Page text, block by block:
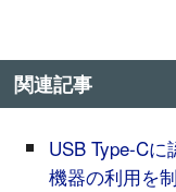
関連記事
USB Type-C
機器の利用を